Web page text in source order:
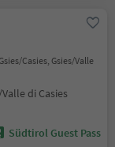
Casies, Gsies/Valle
di Casies
Südtirol Guest Pass